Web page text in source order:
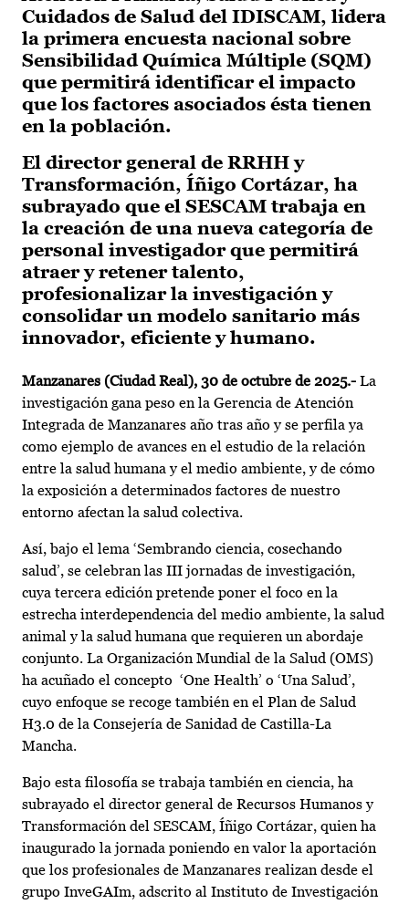
Cuidados de Salud del IDISCAM, lidera
la primera encuesta nacional sobre
Sensibilidad Química Múltiple (SQM)
que permitirá identificar el impacto
que los factores asociados ésta tienen
en la población.
El director general de RRHH y
Transformación, Íñigo Cortázar, ha
subrayado que el SESCAM trabaja en
la creación de una nueva categoría de
personal investigador que permitirá
atraer y retener talento,
profesionalizar la investigación y
consolidar un modelo sanitario más
innovador, eficiente y humano.
Manzanares (Ciudad Real), 30 de octubre de 2025.- La
investigación gana peso en la Gerencia de Atención
Integrada de Manzanares año tras año y se perfila ya
como ejemplo de avances en el estudio de la relación
entre la salud humana y el medio ambiente, y de cómo
la exposición a determinados factores de nuestro
entorno afectan la salud colectiva.
Así, bajo el lema ‘Sembrando ciencia, cosechando
salud’, se celebran las III jornadas de investigación,
cuya tercera edición pretende poner el foco en la
estrecha interdependencia del medio ambiente, la salud
animal y la salud humana que requieren un abordaje
conjunto. La Organización Mundial de la Salud (OMS)
ha acuñado el concepto ‘One Health’ o ‘Una Salud’,
cuyo enfoque se recoge también en el Plan de Salud
H3.0 de la Consejería de Sanidad de Castilla-La
Mancha.
Bajo esta filosofía se trabaja también en ciencia, ha
subrayado el director general de Recursos Humanos y
Transformación del SESCAM, Íñigo Cortázar, quien ha
inaugurado la jornada poniendo en valor la aportación
que los profesionales de Manzanares realizan desde el
grupo InveGAIm, adscrito al Instituto de Investigación